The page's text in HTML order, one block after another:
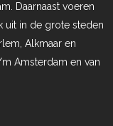
Daarnaast voeren
uit in de grote steden
Alkmaar en
Amsterdam en van